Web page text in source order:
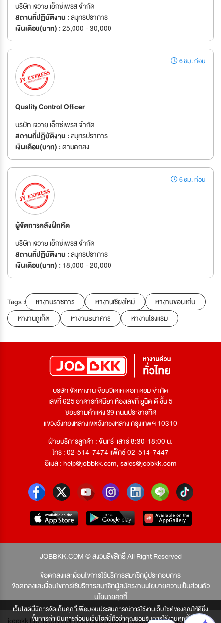
เว็บไซต์นี้มีการจัดเก็บคุกกี้เพื่อมอบประสบการณ์การใช้งานเว็บไซต์ของคุณให้ดียิ่ง
ขึ้นการดำเนินการต่อบนเว็บไซต์นี้ถือว่าคุณยอมรับการใช้งานคุกกี้
บริษัท เจวาย เอ็กซ์เพรส จำกัด
สถานที่ปฏิบัติงาน :สมุทรปราการ
เงินเดือน(บาท) :25,000 - 30,000
6 ชม. ก่อน
Quality Control Officer
บริษัท เจวาย เอ็กซ์เพรส จำกัด
สถานที่ปฏิบัติงาน :สมุทรปราการ
เงินเดือน(บาท) :ตามตกลง
6 ชม. ก่อน
ผู้จัดการคลังฝึกหัด
บริษัท เจวาย เอ็กซ์เพรส จำกัด
สถานที่ปฏิบัติงาน :สมุทรปราการ
เงินเดือน(บาท) : 18,000 - 20,000
Tags : หางานราชการ หางานเชียงใหม่
หางานขอนแก่น
หางานภูเก็ต
หางานธนาคาร หางานโรงแรม
บริษัท จัดหางาน จ๊อบบีเคเค ดอท คอม จำกัด
เลขที่ 625 อาคารทัศนียา ห้องเลขที่ ยูนิต ดี ชั้น 5
ซอยรามคำแหง 39 ถนนประชาอุทิศ
แขวงวังทองหลางเขตวังทองหลาง กรุงเทพฯ 10310
ฝ่ายบริการลูกค้า : จันทร์-เสาร์ 8:30-18:00 น.
โทร : 02-514-7474 แฟ็กซ์ 02-514-7447
อีเมล :help@jobbkk.com,sales@jobbkk.com
JOBBKK.COM © สงวนลิขสิทธิ์ All Right Reserved
ข้อตกลงและเงื่อนไขการใช้บริการสมาชิกผู้ประกอบการ
ข้อตกลงและเงื่อนไขการใช้บริการสมาชิกผู้สมัครงานนโยบายความเป็นส่วนตัว
นโยบายคุกกี้